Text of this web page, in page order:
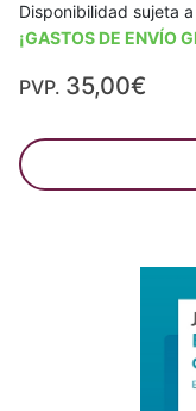
Disponibilidad sujeta
¡GASTOS DE ENVÍO
PVP. 35,00€